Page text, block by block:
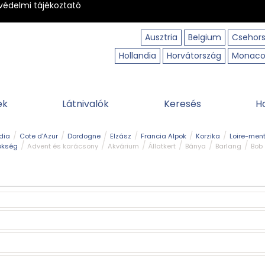
tájékoztató
Ausztria
Belgium
Hollandia
Horvátország Monaco
Látnivalók Keresés
Cote d'Azur Dordogne Elzász Francia Alpok Korzika
Loire-
Advent és karácsony Akvárium Állatkert Bánya Barlang
Bob